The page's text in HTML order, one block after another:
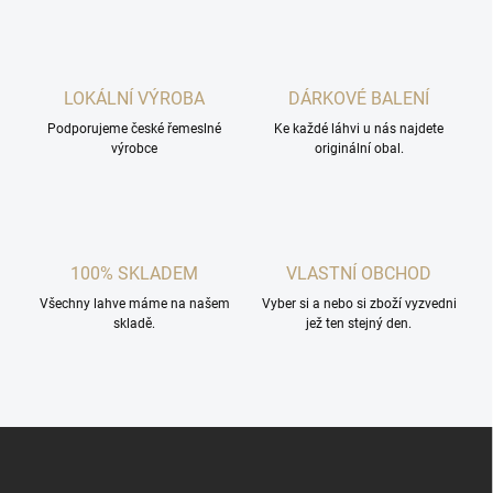
LOKÁLNÍ VÝROBA
Podporujeme české řemeslné
výrobce
DÁRKOVÉ BALENÍ
Ke každé láhvi u nás najdete
originální obal.
100% SKLADEM
Všechny lahve máme na našem
skladě.
VLASTNÍ OBCHOD
Vyber si a nebo si zboží vyzvedni
jež ten stejný den.